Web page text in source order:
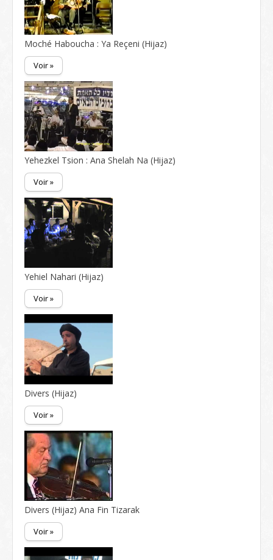
Moché Haboucha : Ya Reçeni (Hijaz)
Voir »
Yehezkel Tsion : Ana Shelah Na (Hijaz)
Voir »
Yehiel Nahari (Hijaz)
Voir »
Divers (Hijaz)
Voir »
Divers (Hijaz) Ana Fin Tizarak
Voir »